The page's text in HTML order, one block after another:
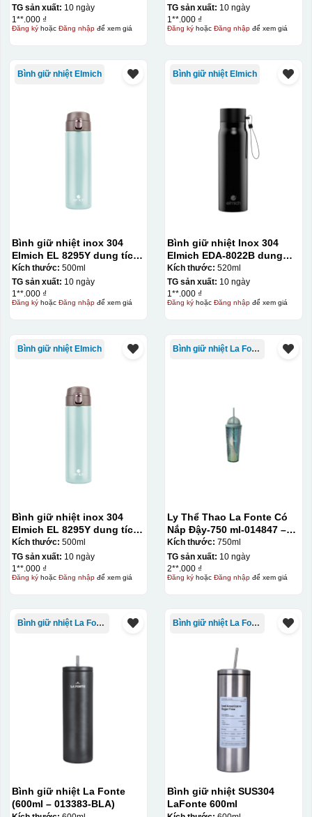
Hộp xi ly sứ
TG sản xuất: 10 ngày
1**.000 ₫
Đăng kýhoặc Đăng nhậpđể xem giá
TG sản xuất: 10 ngày
1**.000 ₫
Đăng kýhoặc Đăng nhậpđể xem giá
Bình giữ nhiệt Elmich
Bình giữ nhiệt inox 304
Elmich EL 8295Y dung tích
500ml
Kích thước: 500ml
TG sản xuất: 10 ngày
1**.000 ₫
Đăng kýhoặc Đăng nhậpđể xem giá
Bình giữ nhiệt Elmich
Bình giữ nhiệt Inox 304
Elmich EDA-8022B dung
tích 520ml
Kích thước: 520ml
TG sản xuất: 10 ngày
1**.000 ₫
Đăng kýhoặc Đăng nhậpđể xem giá
Bình giữ nhiệt Elmich
Bình giữ nhiệt inox 304
Elmich EL 8295Y dung tích
500ml
Kích thước: 500ml
TG sản xuất: 10 ngày
1**.000 ₫
Đăng kýhoặc Đăng nhậpđể xem giá
Bình giữ nhiệt La Fonte
Ly Thể Thao La Fonte Có
Nắp Đậy-750 ml-014847 –
GRA
Kích thước: 750ml
TG sản xuất: 10 ngày
2**.000 ₫
Đăng kýhoặc Đăng nhậpđể xem giá
Bình giữ nhiệt La Fonte
Bình giữ nhiệt La Fonte
(600ml – 013383-BLA)
Bình giữ nhiệt La Fonte
Bình giữ nhiệt SUS304
LaFonte 600ml